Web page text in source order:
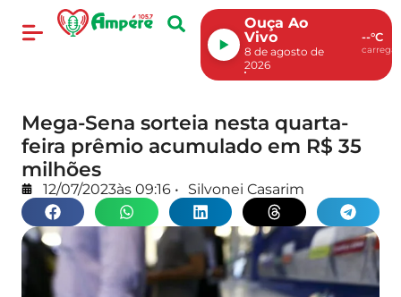
Ouça Ao
Vivo
8 de agosto de
2026
--°C
Mega-Sena sorteia nesta quarta-
feira prêmio acumulado em R$ 35
milhões
12/07/2023às 09:16 • Silvonei Casarim